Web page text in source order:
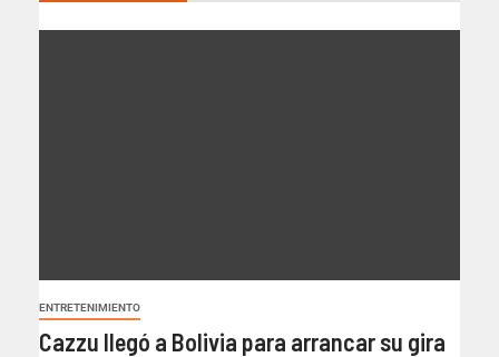
ENTRETENIMIENTO
Cazzu llegó a Bolivia para arrancar su gira